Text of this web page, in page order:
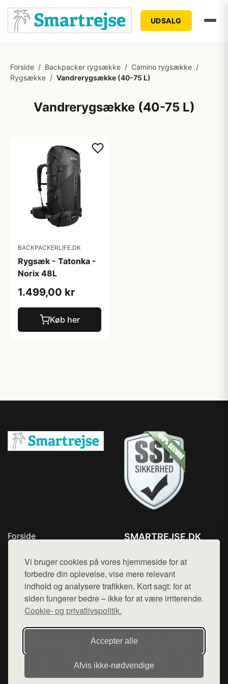
Vi bruger cookies på vores hjemmeside for at
forbedre din oplevelse, vise mere relevant
indhold og analysere trafikken. Kort sagt: for at
siden fungerer bedre – ikke for at være irriterende.
Cookie- og privatlivspolitik.
Accepter alle
Afvis ikke‑nødvendige
UDSALG
Forside / Backpacker rygsække / Camino rygsække /
Rygsække / Vandrerygsække (40-75 L)
Vandrerygsække (40-75 L)
BACKPACKERLIFE.DK
Rygsæk - Tatonka -
Norix 48L
1.499,00 kr
Køb her
Forside
Top Rabatter
Kontakt
SMARTREJSE.DK
Mail: hej@want.dk
Cookie- og privatlivspolitik
Denne side er en del af want.dk, der udgiver en række
hjemmesider med præsentation af forskellige produkter fra
diverse webshops. Der sælges ikke varer fra denne side - vi
henviser til de shops, som sælger varen. Vi har heller ikke